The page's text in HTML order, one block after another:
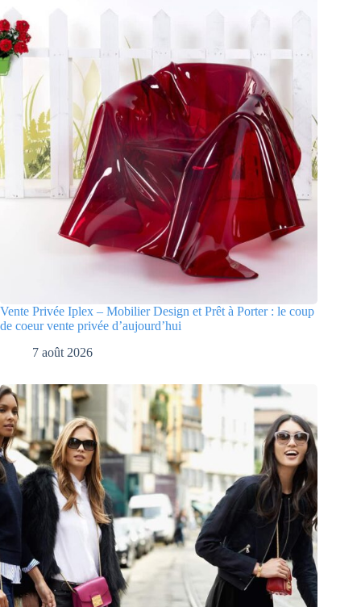
Vente Privée Iplex – Mobilier Design et Prêt à Porter : le coup
de coeur vente privée d’aujourd’hui
7 août 2026